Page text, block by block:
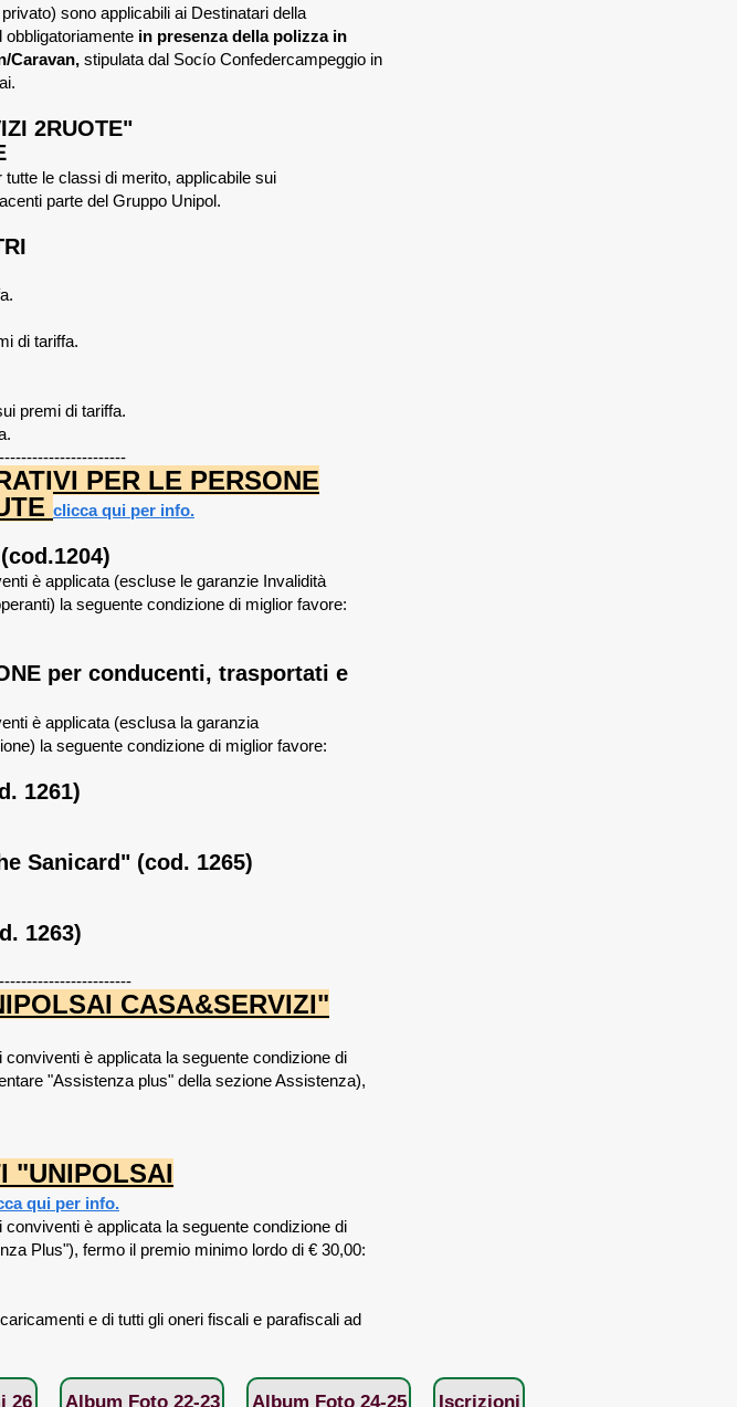
sono applicabili ai Destinatari della
in presenza della polizza in
Caravan, stipulata dal Socío Confedercampeggio in
2RUOTE"
tutte le classi di merito, applicabile sui
parte del Gruppo Unipol.
di tariffa.
premi di tariffa.
PER LE PERSONE
clicca qui per info.
è applicata (escluse le garanzie Invalidità
la seguente condizione di miglior favore:
per conducenti, trasportati e
è applicata (esclusa la garanzia
la seguente condizione di miglior favore:
1261)
Sanicard" (cod. 1265)
1263)
CASA&SERVIZI"
è applicata la seguente condizione di
"Assistenza plus" della sezione Assistenza),
"UNIPOLSAI
qui per info.
è applicata la seguente condizione di
Plus"), fermo il premio minimo lordo di € 30,00:
e di tutti gli oneri fiscali e parafiscali ad
26 Album Foto 22-23 Album Foto 24-25 Iscrizioni